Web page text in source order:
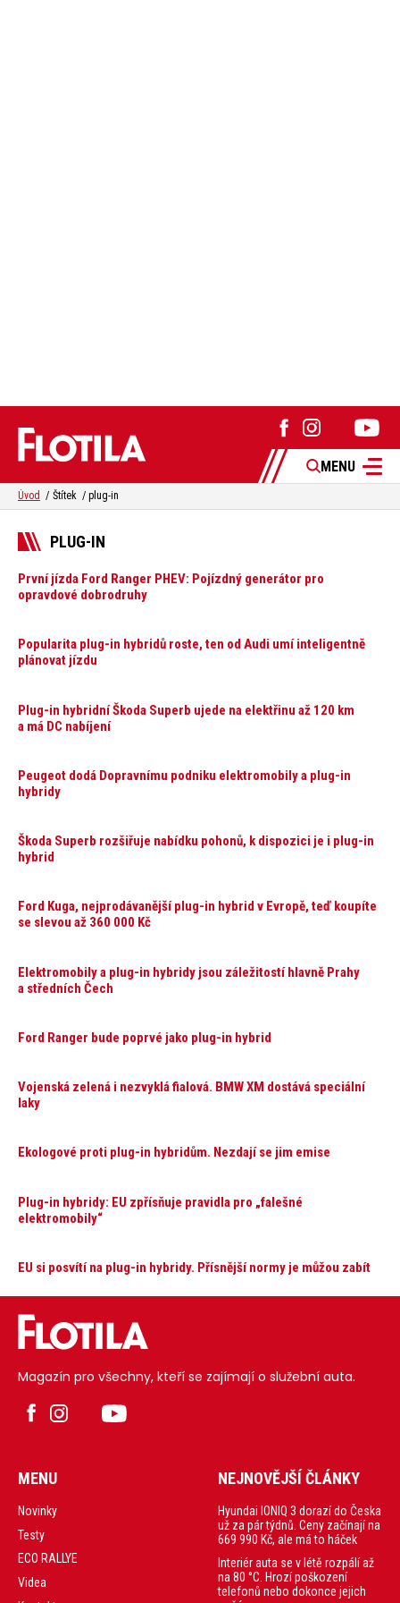
MENU
Úvod Štítek plug-in
PLUG-IN
První jízda Ford Ranger PHEV: Pojízdný generátor pro
opravdové dobrodruhy
Popularita plug-in hybridů roste, ten od Audi umí inteligentně
plánovat jízdu
Plug-in hybridní Škoda Superb ujede na elektřinu až 120 km
a má DC nabíjení
Peugeot dodá Dopravnímu podniku elektromobily a plug-in
hybridy
Škoda Superb rozšiřuje nabídku pohonů, k dispozici je i plug-in
hybrid
Ford Kuga, nejprodávanější plug-in hybrid v Evropě, teď koupíte
se slevou až 360 000 Kč
Elektromobily a plug-in hybridy jsou záležitostí hlavně Prahy
a středních Čech
Ford Ranger bude poprvé jako plug-in hybrid
Vojenská zelená i nezvyklá fialová. BMW XM dostává speciální
laky
Ekologové proti plug-in hybridům. Nezdají se jim emise
Plug-in hybridy: EU zpřísňuje pravidla pro „falešné
elektromobily“
EU si posvítí na plug-in hybridy. Přísnější normy je můžou zabít
Magazín pro všechny, kteří se zajímají o služební auta.
MENU
Novinky
Testy
ECO RALLYE
Videa
NEJNOVĚJŠÍ ČLÁNKY
Hyundai IONIQ 3 dorazí do Česka
už za pár týdnů. Ceny začínají na
669 990 Kč, ale má to háček
Interiér auta se v létě rozpálí až
na 80 °C. Hrozí poškození
telefonů nebo dokonce jejich